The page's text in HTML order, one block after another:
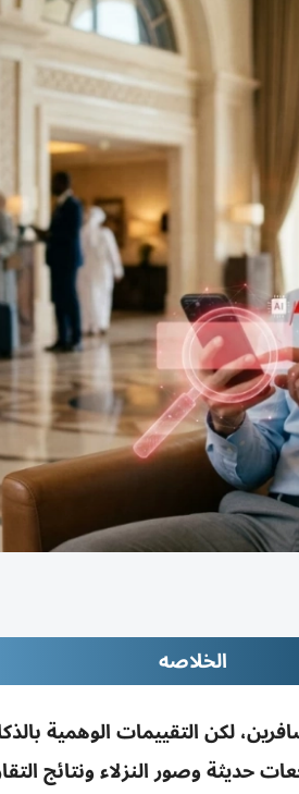
الخلاصه
تؤثر على قرار 80% من المسافرين، لكن
حديثة وصور النزلاء ونتائج